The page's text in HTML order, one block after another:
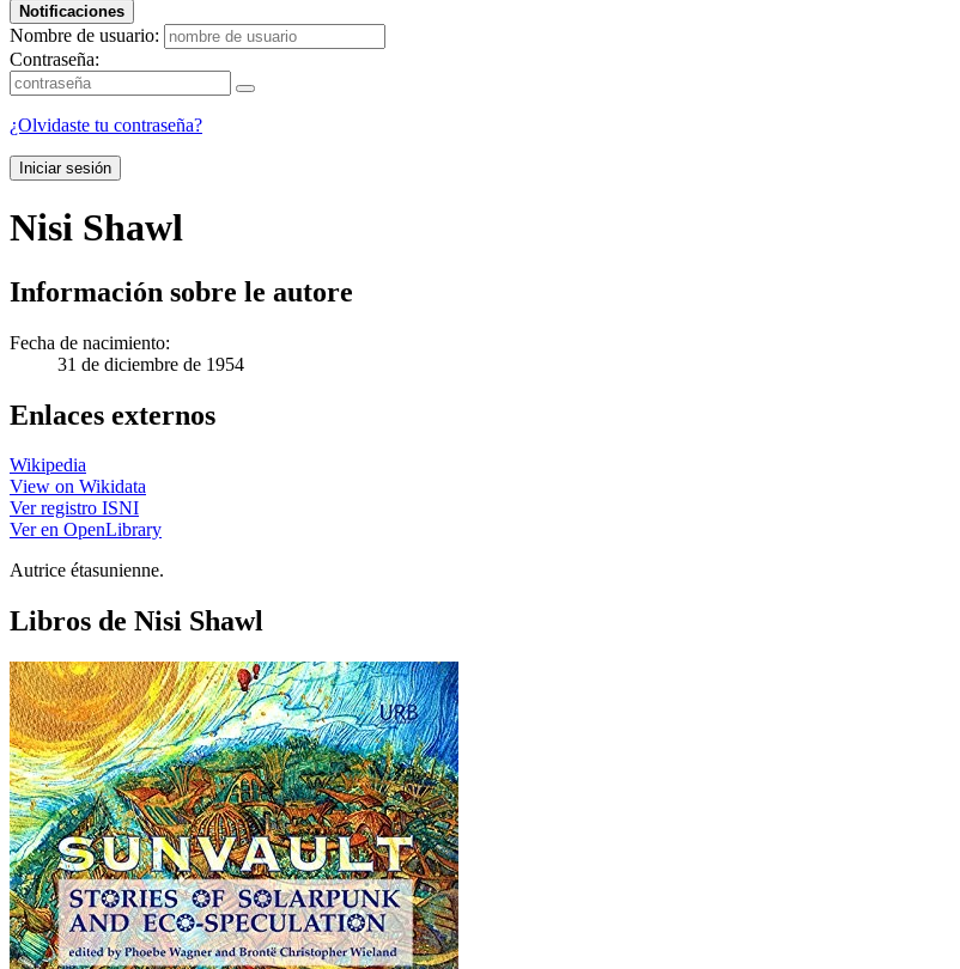
Notificaciones
Nombre de usuario:
Contraseña:
¿Olvidaste tu contraseña?
Iniciar sesión
Nisi Shawl
Información sobre le autore
Fecha de nacimiento:
31 de diciembre de 1954
Enlaces externos
Wikipedia
View on Wikidata
Ver registro ISNI
Ver en OpenLibrary
Autrice étasunienne.
Libros de Nisi Shawl